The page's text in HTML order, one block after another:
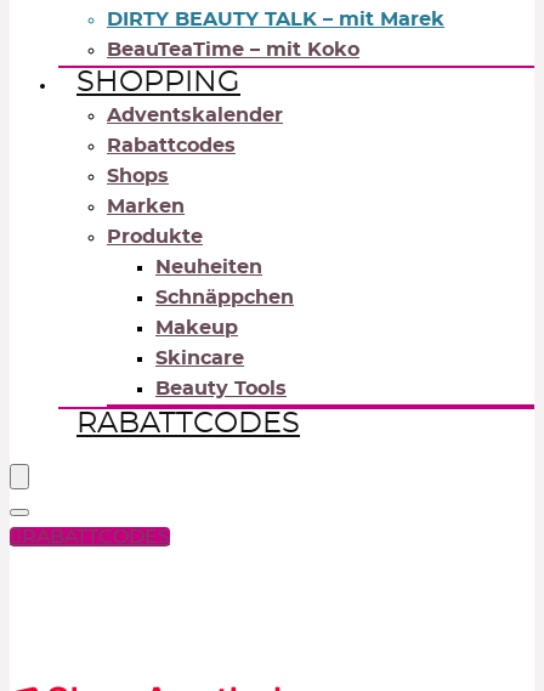
DIRTY BEAUTY TALK – mit Marek
BeauTeaTime – mit Koko
SHOPPING
Adventskalender
Rabattcodes
Shops
Marken
Produkte
Neuheiten
Schnäppchen
Makeup
Skincare
Beauty Tools
RABATTCODES
RABATTCODES